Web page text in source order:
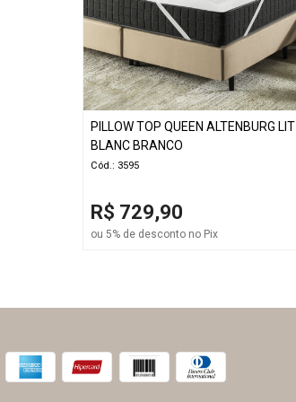
PILLOW TOP QUEEN ALTENBURG LIT
BLANC BRANCO
Cód.: 3595
R$ 729,90
ou 5% de desconto no Pix